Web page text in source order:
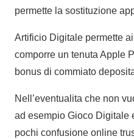
permette la sostituzione
Artificio Digitale permette
comporre un tenuta Apple
bonus di commiato
Nell’eventualita che non
ad esempio Gioco Digitale
pochi confusione online